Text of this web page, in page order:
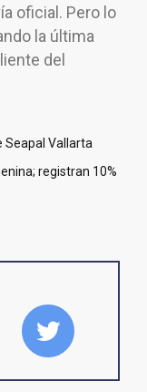
oficial. Pero lo
la última
del
Seapal Vallarta
registran 10%